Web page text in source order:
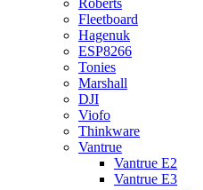
Roberts
Fleetboard
Hagenuk
ESP8266
Tonies
Marshall
DJI
Viofo
Thinkware
Vantrue
Vantrue E2
Vantrue E3